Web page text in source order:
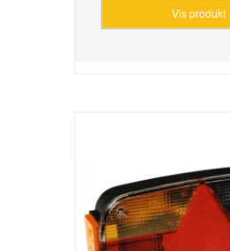
Vis produkt